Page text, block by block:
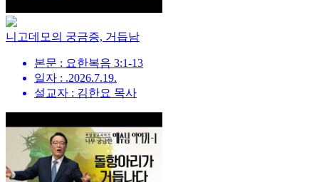
니고데모의 궁금증, 거듭남
본문 : 요한복음 3:1-13
일자 : .2026.7.19.
설교자 : 김한요 목사